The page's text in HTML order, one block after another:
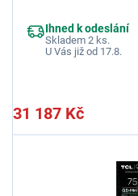
Ihned k odeslání
Skladem 2 ks.
U Vás již od 17.8.
31 187 Kč